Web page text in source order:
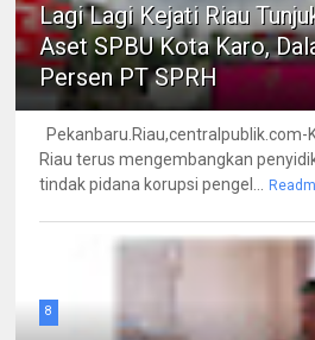
Lagi Lagi Kejati Riau
Aset SPBU Kota Karo,
Persen PT SPRH
Pekanbaru.Riau,centralpublik.com-
Riau terus mengembangkan
tindak pidana korupsi pengel...
8